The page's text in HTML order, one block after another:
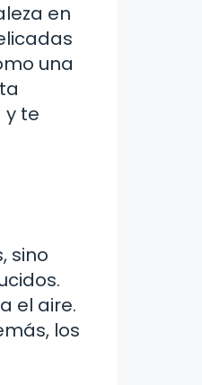
en
una
y te
sino
el aire.
los